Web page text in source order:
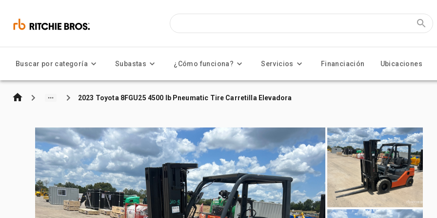
Buscar por categoría Subastas ¿Cómo funciona? Servicios Financiación Ubicaciones
2023 Toyota 8FGU25 4500 lb Pneumatic Tire Carretilla Elevadora